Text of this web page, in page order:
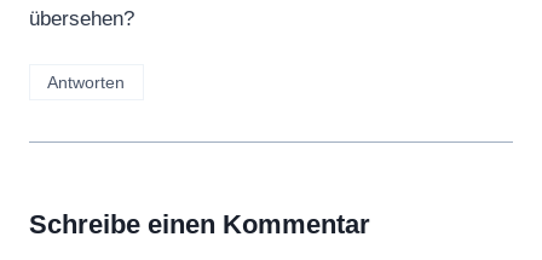
übersehen?
Antworten
Schreibe einen Kommentar